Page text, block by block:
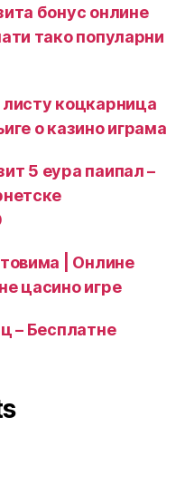
бонус онлине
тако популарни
листу коцкарница
о казино играма
5 еура паипал –
| Онлине
цасино игре
– Бесплатне